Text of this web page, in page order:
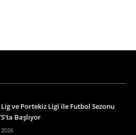
ve Portekiz Ligi ile Futbol Sezonu
Başlıyor